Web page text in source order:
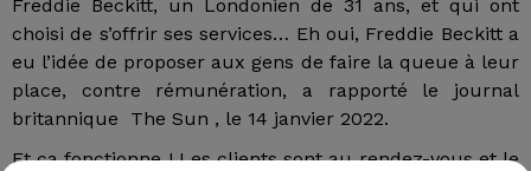
Freddie Beckitt, un Londonien de 31 ans, et qui ont
choisi de s’offrir ses services… Eh oui, Freddie Beckitt a
eu l’idée de proposer aux gens de faire la queue à leur
place, contre rémunération, a rapporté le journal
britannique The Sun , le 14 janvier 2022.
Et ça fonctionne ! Les clients sont au rendez-vous et le